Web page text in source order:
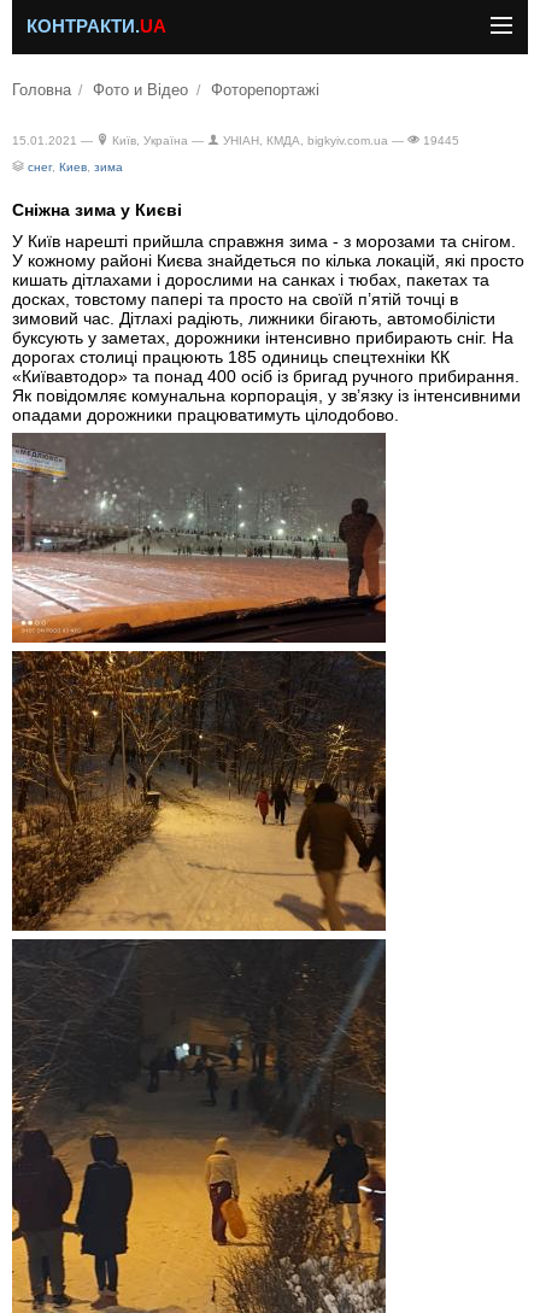
КОНТРАКТИ.UA
Головна Фото и Відео Фоторепортажі
15.01.2021 — Київ, Україна — УНІАН, КМДА, bigkyiv.com.ua —
19445
снег, Киев зима
Сніжна зима у Києві
У Київ нарешті прийшла справжня зима - з морозами та снігом.
У кожному районі Києва знайдеться по кілька локацій, які просто
кишать дітлахами і дорослими на санках і тюбах, пакетах та
досках, товстому папері та просто на своїй п’ятій точці в
зимовий час. Дітлахі радіють, лижники бігають, автомобілісти
буксують у заметах, дорожники інтенсивно прибирають сніг. На
дорогах столиці працюють 185 одиниць спецтехніки КК
«Київавтодор» та понад 400 осіб із бригад ручного прибирання.
Як повідомляє комунальна корпорація, у зв’язку із інтенсивними
опадами дорожники працюватимуть цілодобово.